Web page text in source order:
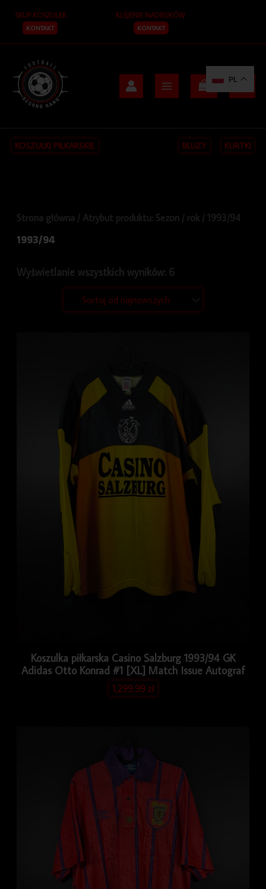
treści
SKUP KOSZULEK
KONTAKT
KLEJENIE NADRUKÓW
KONTAKT
KOSZULKI PIŁKARSKIE BLUZY KURTKI
u
Strona główna / Atrybut produktu: Sezon / rok / 1993/94
1993/94
Wyświetlanie wszystkich wyników: 6
według
Koszulka piłkarska Casino Salzburg 1993/94 GK
Adidas Otto Konrad #1 [XL] Match Issue Autograf
1,299.99zł
PL